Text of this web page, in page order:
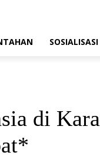
SOSIALISASI
di